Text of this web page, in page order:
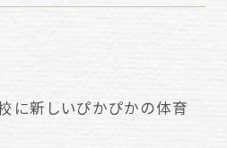
に新しいぴかぴかの体育